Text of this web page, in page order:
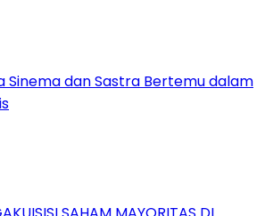
Sinema dan Sastra Bertemu dalam